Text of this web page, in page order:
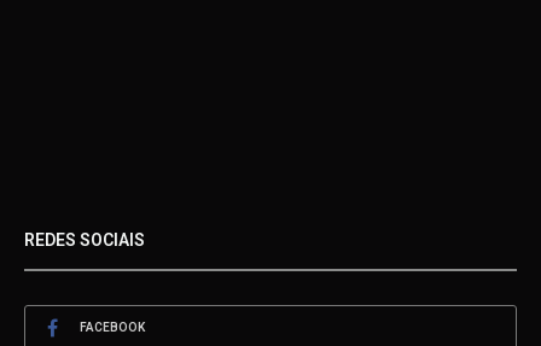
REDES SOCIAIS
FACEBOOK